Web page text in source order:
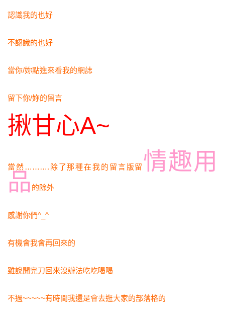
認識我的也好
不認識的也好
當你/妳點進來看我的網誌
留下你/妳的留言
揪甘心A~
當然……….除了那種在我的留言版留 情趣用
品 的除外
感謝你們^_^
有機會我會再回來的
雖說開完刀回來沒辦法吃吃喝喝
不過~~~~~有時間我還是會去逛大家的部落格的